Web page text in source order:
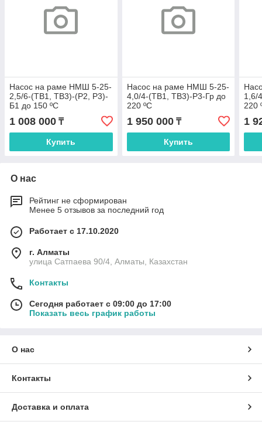
Насос на раме НMШ 5-25-
2,5/6-(ТВ1, ТВ3)-(Р2, Р3)-
Б1 до 150 ºС
1 008 000 ₸
Купить
Насос на раме НMШ 5-25-
4,0/4-(ТВ1, ТВ3)-Р3-Гр до
220 ºС
1 950 000₸
Купить
1,6/
220
1
О нас
Рейтинг не сформирован
Менее 5 отзывов за последний год
Работает с 17.10.2020
г. Алматы
улица Сатпаева 90/4, Алматы, Казахстан
Контакты
Сегодня работает с 09:00 до 17:00
Показать весь график работы
О нас
Контакты
Доставка и оплата